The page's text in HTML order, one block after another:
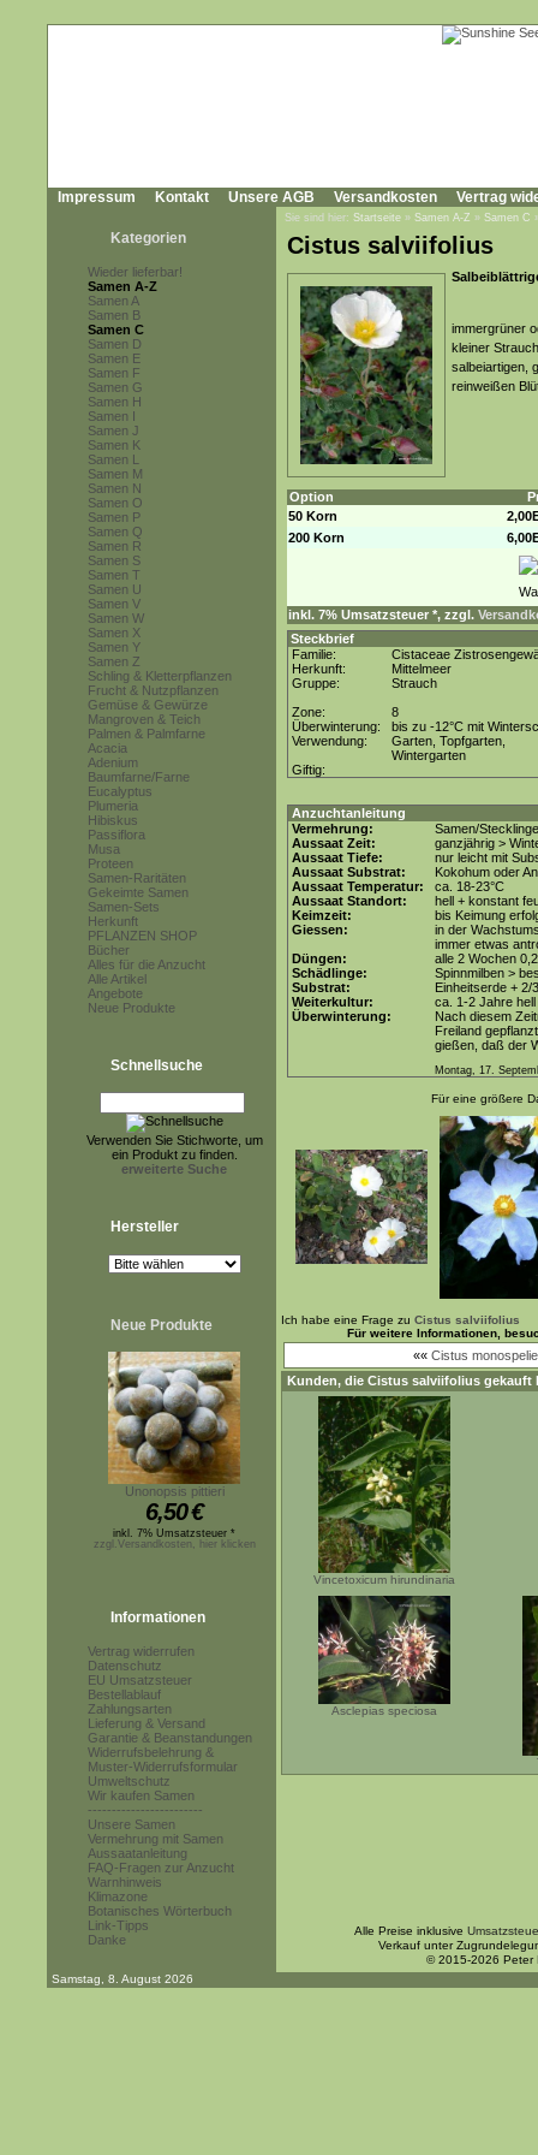
Impressum Kontakt Unsere AGB Versandkosten Vertrag
Kategorien
Wieder lieferbar!
Samen A-Z
Samen A
Samen B
Samen C
Samen D
Samen E
Samen F
Samen G
Samen H
Samen I
Samen J
Samen K
Samen L
Samen M
Samen N
Samen O
Samen P
Samen Q
Samen R
Samen S
Samen T
Samen U
Samen V
Samen W
Samen X
Samen Y
Samen Z
Schling & Kletterpflanzen
Frucht & Nutzpflanzen
Gemüse & Gewürze
Mangroven & Teich
Palmen & Palmfarne
Acacia
Adenium
Baumfarne/Farne
Eucalyptus
Plumeria
Hibiskus
Passiflora
Musa
Proteen
Samen-Raritäten
Gekeimte Samen
Samen-Sets
Herkunft
PFLANZEN SHOP
Bücher
Alles für die Anzucht
Alle Artikel
Angebote
Neue Produkte
Schnellsuche
Verwenden Sie Stichworte, um
ein Produkt zu finden.
erweiterte Suche
Hersteller
Neue Produkte
Unonopsis pittieri
6,50€
inkl. 7% Umsatzsteuer *
zzgl.Versandkosten, hier klicken
Informationen
Vertrag widerrufen
Datenschutz
EU Umsatzsteuer
Bestellablauf
Zahlungsarten
Lieferung & Versand
Garantie & Beanstandungen
Widerrufsbelehrung &
Muster-Widerrufsformular
Umweltschutz
Wir kaufen Samen
------------------------
Unsere Samen
Vermehrung mit Samen
Aussaatanleitung
FAQ-Fragen zur Anzucht
Warnhinweis
Klimazone
Botanisches Wörterbuch
Link-Tipps
Danke
Sie sind hier: Startseite » Samen A-Z » Samen C
Cistus salviifolius
immergrüner
kleiner
salbeiartigen,
reinweißen
Option
50 Korn
200 Korn
inkl. 7% Umsatzsteuer *, zzgl.
Steckbrief
Familie:
Cistaceae
Herkunft:
Mittelmeer
Gruppe:
Strauch
Zone:
8
Überwinterung:
bis zu -12°C mit
Verwendung:
Garten, Topfgarten,
Wintergarten
Giftig:
Anzuchtanleitung
Vermehrung:
Samen/Stecklinge
Aussaat Zeit:
ganzjährig >
Aussaat Tiefe:
nur leicht mit
Aussaat Substrat:
Kokohum oder
Aussaat Temperatur:
ca. 18-23°C
Aussaat Standort:
hell + konstant
Keimzeit:
bis Keimung
Giessen:
in der
immer etwas
Düngen:
alle 2 Wochen
Schädlinge:
Spinnmilben >
Substrat:
Einheitserde + 2/
Weiterkultur:
ca. 1-2 Jahre
Überwinterung:
Nach diesem
Freiland
gießen, daß der
Montag, 17.
Für eine größere
Ich habe eine Frage zu Cistus salviifolius
Für weitere Informationen,
«« Cistus
Kunden, die Cistus salviifolius gekauft
Vincetoxicum hirundinaria
Asclepias speciosa
Alle Preise inklusive
Verkauf unter
© 2015-2026 Peter
Samstag, 8. August 2026